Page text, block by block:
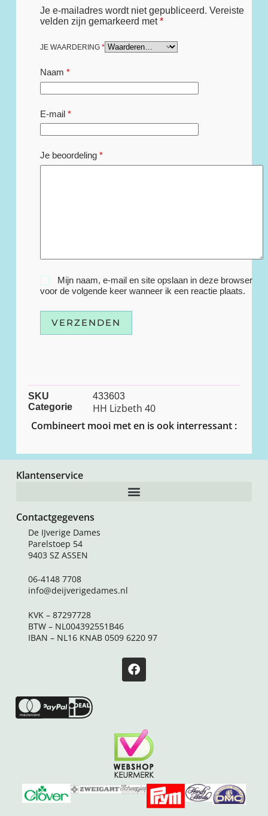
Je e-mailadres wordt niet gepubliceerd. Vereiste
velden zijn gemarkeerd met*
JE WAARDERING *
Naam *
E-mail*
Je beoordeling *
Mijn naam, e-mail en site opslaan in deze browser
voor de volgende keer wanneer ik een reactie plaats.
VERZENDEN
SKU
433603
Categorie
HH Lizbeth 40
Combineert mooi met en is ook interressant :
Klantenservice
Contactgegevens
De IJverige Dames
Parelstoep 54
9403 SZ ASSEN
06-4148 7708
info@deijverigedames.nl
KVK – 87297728
BTW – NL004392551B46
IBAN – NL16 KNAB 0509 6220 97